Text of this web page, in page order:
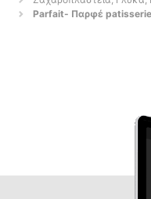
Parfait- Παρφέ patisserie